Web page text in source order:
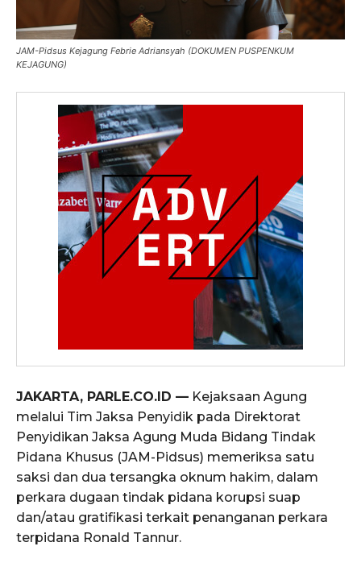
JAM-Pidsus Kejagung Febrie Adriansyah (DOKUMEN PUSPENKUM
KEJAGUNG)
JAKARTA, PARLE.CO.ID — Kejaksaan Agung
melalui Tim Jaksa Penyidik pada Direktorat
Penyidikan Jaksa Agung Muda Bidang Tindak
Pidana Khusus (JAM-Pidsus) memeriksa satu
saksi dan dua tersangka oknum hakim, dalam
perkara dugaan tindak pidana korupsi suap
dan/atau gratifikasi terkait penanganan perkara
terpidana Ronald Tannur.